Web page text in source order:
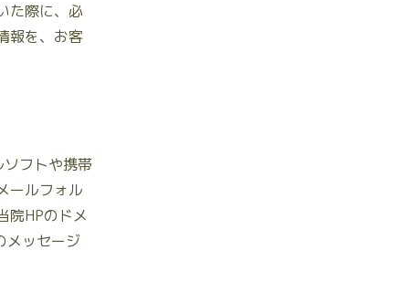
た際に、必
報を、お客
フトや携帯
ールフォル
院HPのドメ
メッセージ